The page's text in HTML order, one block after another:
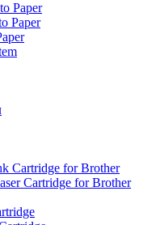
Paper
Paper
Cartridge for Brother
Cartridge for Brother